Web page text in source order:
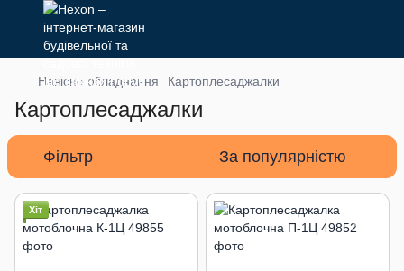
Навісне обладнання Картоплесаджалки
Картоплесаджалки
Фільтр За популярністю
Хіт